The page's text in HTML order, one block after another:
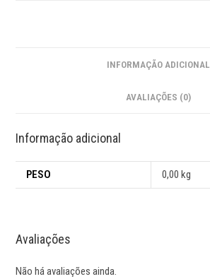
INFORMAÇÃO ADICIONAL
AVALIAÇÕES (0)
Informação adicional
PESO 0,00 kg
Avaliações
Não há avaliações ainda.